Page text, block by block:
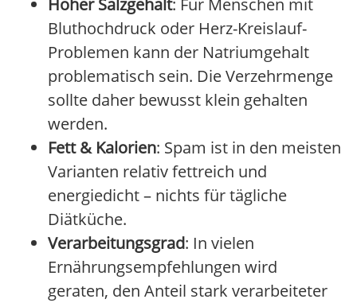
Hoher Salzgehalt: Für Menschen mit
Bluthochdruck oder Herz-Kreislauf-
Problemen kann der Natriumgehalt
problematisch sein. Die Verzehrmenge
sollte daher bewusst klein gehalten
werden.
Fett & Kalorien: Spam ist in den meisten
Varianten relativ fettreich und
energiedicht – nichts für tägliche
Diätküche.
Verarbeitungsgrad: In vielen
Ernährungsempfehlungen wird
geraten, den Anteil stark verarbeiteter